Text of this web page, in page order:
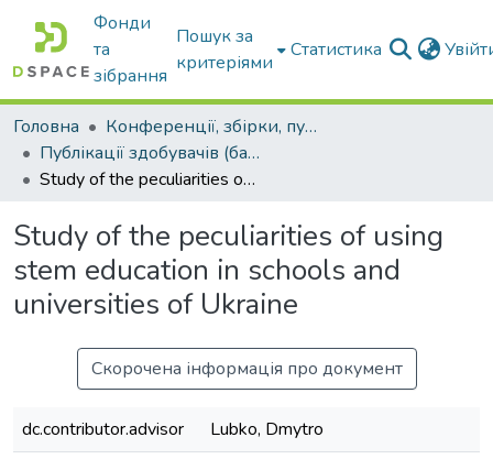
Фонди
та
зібрання
Пошук за
критеріями
Статистика
Головна
Конференції, збірки, публікації молодих вчених і здобувачів : магістрів, бакалаврів, аспірантів.
Публікації здобувачів (бакалаврів. магістрів, аспірантів)
Study of the peculiarities of using stem education in schools and universities of Ukraine
Study of the peculiarities of using
stem education in schools and
universities of Ukraine
Скорочена інформація про документ
dc.contributor.advisor
Lubko, Dmytro